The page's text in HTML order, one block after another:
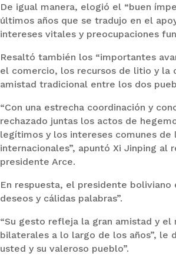
De igual manera, elogió el “buen
últimos años que se tradujo en el
intereses vitales y preocupaciones
Resaltó también los “importantes
el comercio, los recursos de litio y la
amistad tradicional entre los dos
“Con una estrecha coordinación y
rechazado juntas los actos de
legítimos y los intereses comunes
internacionales”, apuntó Xi Jinping al
presidente Arce.
En respuesta, el presidente
deseos y cálidas palabras”.
“Su gesto refleja la gran amistad y
bilaterales a lo largo de los años”, le
usted y su valeroso pueblo”.